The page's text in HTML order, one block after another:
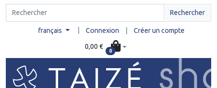
Rechercher
français Connexion Créer un compte
0,00 €
0